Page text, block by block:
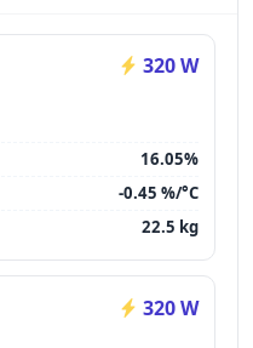
320 W
16.05%
-0.45 %/°C
22.5 kg
320 W